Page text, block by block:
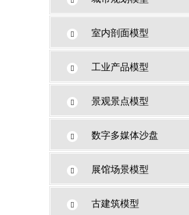
室内剖面模型
工业产品模型
景观景点模型
数字多媒体沙盘
展馆场景模型
古建筑模型